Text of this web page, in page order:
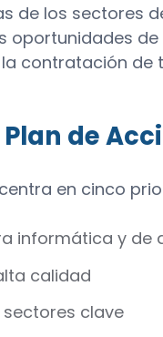
de los sectores
oportunidades
contratación de
de
en cinco
informática y de
calidad
clave